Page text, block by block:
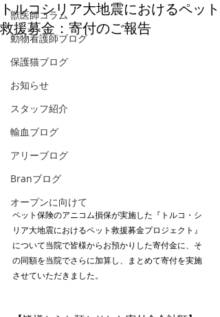
獣医師コラム
動物看護師ブログ
保護猫ブログ
お知らせ
スタッフ紹介
輸血ブログ
アリーブログ
Branブログ
オープンに向けて
トルコシリア大地震におけるペット
救援募金：寄付のご報告
ペット保険のアニコム損保が実施した『トルコ・シ
リア大地震におけるペット救援募金プロジェクト』
について当院で皆様からお預かりした寄付金に、そ
の同額を当院でさらに加算し、まとめて寄付を実施
させていただきました。